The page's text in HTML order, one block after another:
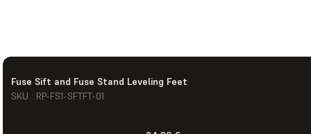
Fuse Sift and Fuse Stand Leveling Feet
SKU : RP-FS1-SFTFT-01